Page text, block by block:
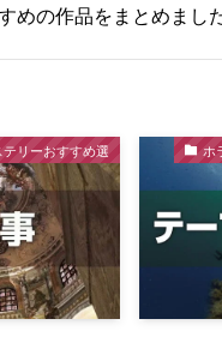
めの作品をまとめました
リーおすすめ選 ホ